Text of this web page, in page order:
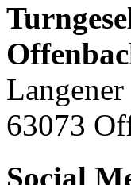
63073
Social